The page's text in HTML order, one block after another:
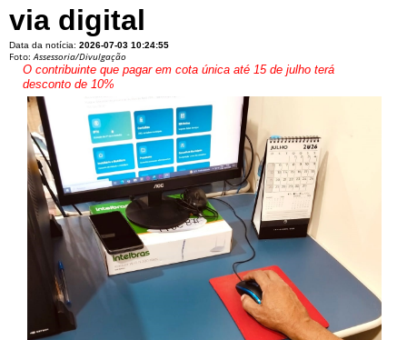
via digital
Data da notícia: 2026-07-03 10:24:55
Foto:Assessoria/Divulgação
O contribuinte que pagar em cota única até 15 de julho terá
desconto de 10%